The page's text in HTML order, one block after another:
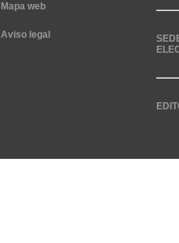
Mapa web
Aviso legal